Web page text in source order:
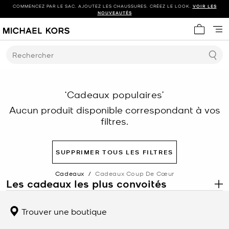
COMMENCEZ PAR LE SAC. AJOUTEZ LES CHAUSSURES. CRÉEZ LE LOOK. VOIR LES
NOUVEAUTÉS
Mon
Rechercher
‘Cadeaux populaires’
Aucun produit disponible correspondant à vos
filtres.
SUPPRIMER TOUS LES FILTRES
Cadeaux / Cadeaux Coup De Cœur
Les cadeaux les plus convoités .
collection soigneusement sélectionnée de sacs à main,
d’accessoires, de montres et de bijoux parmi nos articles les plus
Trouver une boutique